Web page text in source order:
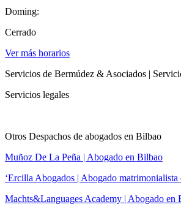
Doming:
Cerrado
Ver más horarios
Servicios de Bermúdez & Asociados |
Servicios legales
Otros Despachos de abogados en Bilbao
Muñoz De La Peña | Abogado en Bilbao
‘Ercilla Abogados | Abogado matrimonialista
Machts&Languages Academy | Abogado en